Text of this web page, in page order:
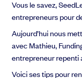
Des question sur la
Notre équipe vous
C'est parti !
Vous le savez,
entrepreneurs pour
Aujourd’hui nous
avec Mathieu,
entrepreneur repenti
Voici ses tips pour